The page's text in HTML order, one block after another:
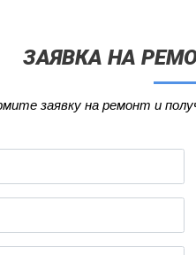
ЗАЯВКА НА
заявку на ремонт и